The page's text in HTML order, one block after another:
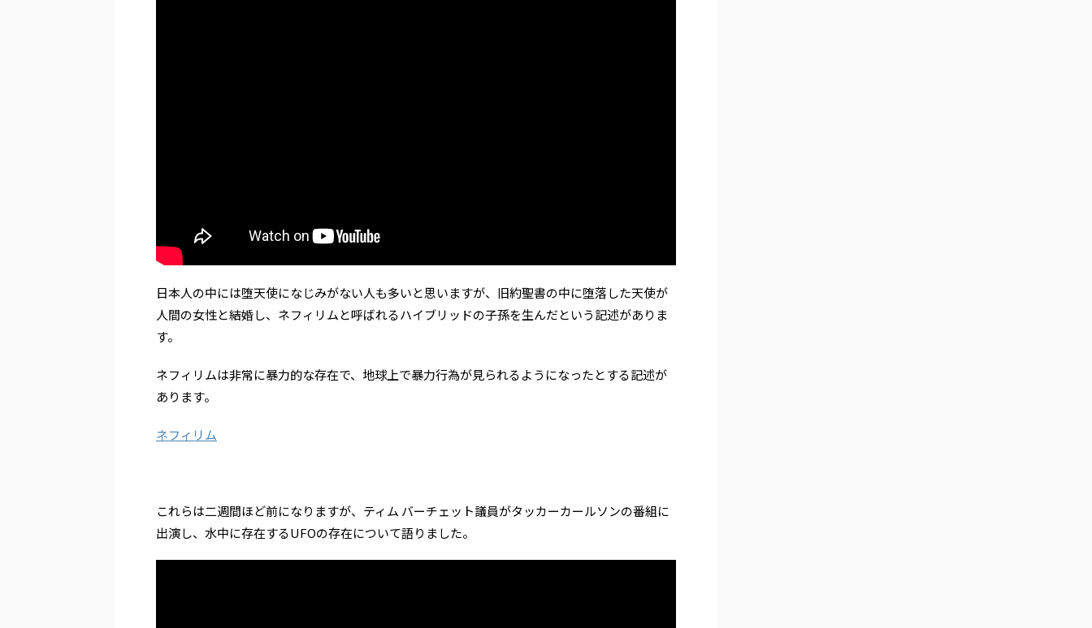
日本人の中には堕天使になじみがない人も多いと思いますが、旧約聖書の中に堕落した天使が
人間の女性と結婚し、ネフィリムと呼ばれるハイブリッドの子孫を生んだという記述がありま
す。
ネフィリムは非常に暴力的な存在で、地球上で暴力行為が見られるようになったとする記述が
あります。
ネフィリム
これらは二週間ほど前になりますが、ティム バーチェット議員がタッカーカールソンの番組に
出演し、水中に存在するUFOの存在について語りました。